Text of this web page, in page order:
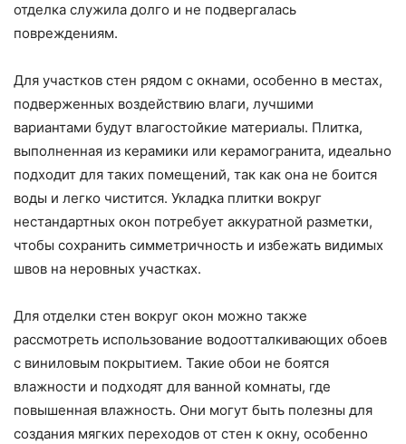
отделка служила долго и не подвергалась
повреждениям.
Для участков стен рядом с окнами, особенно в местах,
подверженных воздействию влаги, лучшими
вариантами будут влагостойкие материалы. Плитка,
выполненная из керамики или керамогранита, идеально
подходит для таких помещений, так как она не боится
воды и легко чистится. Укладка плитки вокруг
нестандартных окон потребует аккуратной разметки,
чтобы сохранить симметричность и избежать видимых
швов на неровных участках.
Для отделки стен вокруг окон можно также
рассмотреть использование водоотталкивающих обоев
с виниловым покрытием. Такие обои не боятся
влажности и подходят для ванной комнаты, где
повышенная влажность. Они могут быть полезны для
создания мягких переходов от стен к окну, особенно